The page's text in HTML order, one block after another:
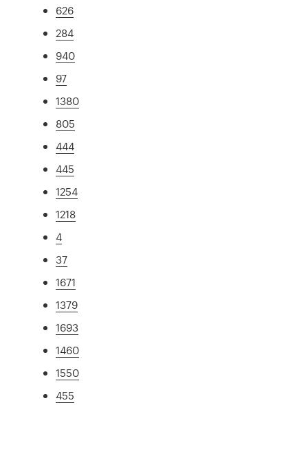
626
284
940
97
1380
805
444
445
1254
1218
4
37
1671
1379
1693
1460
1550
455